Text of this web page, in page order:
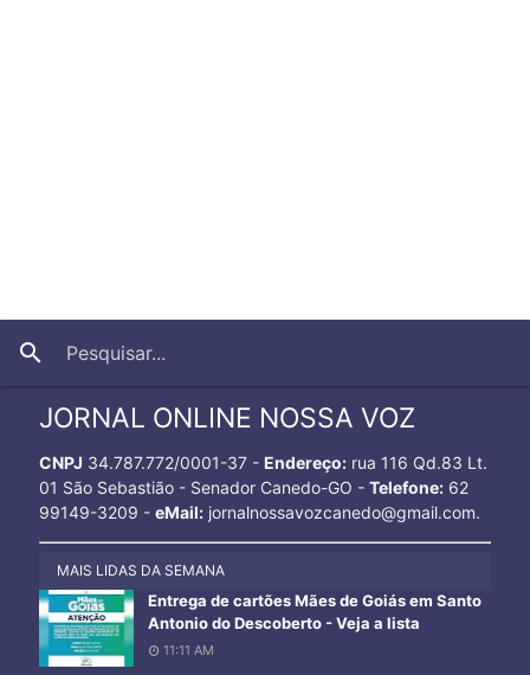
search
JORNAL ONLINE NOSSA VOZ
CNPJ 34.787.772/0001-37 - Endereço:rua 116 Qd.83 Lt.
01 São Sebastião - Senador Canedo-GO - Telefone:62
99149-3209 - eMail:jornalnossavozcanedo@gmail.com.
MAIS LIDAS DA SEMANA
Entrega de cartões Mães de Goiás em Santo
Antonio do Descoberto - Veja a lista
11:11 AM